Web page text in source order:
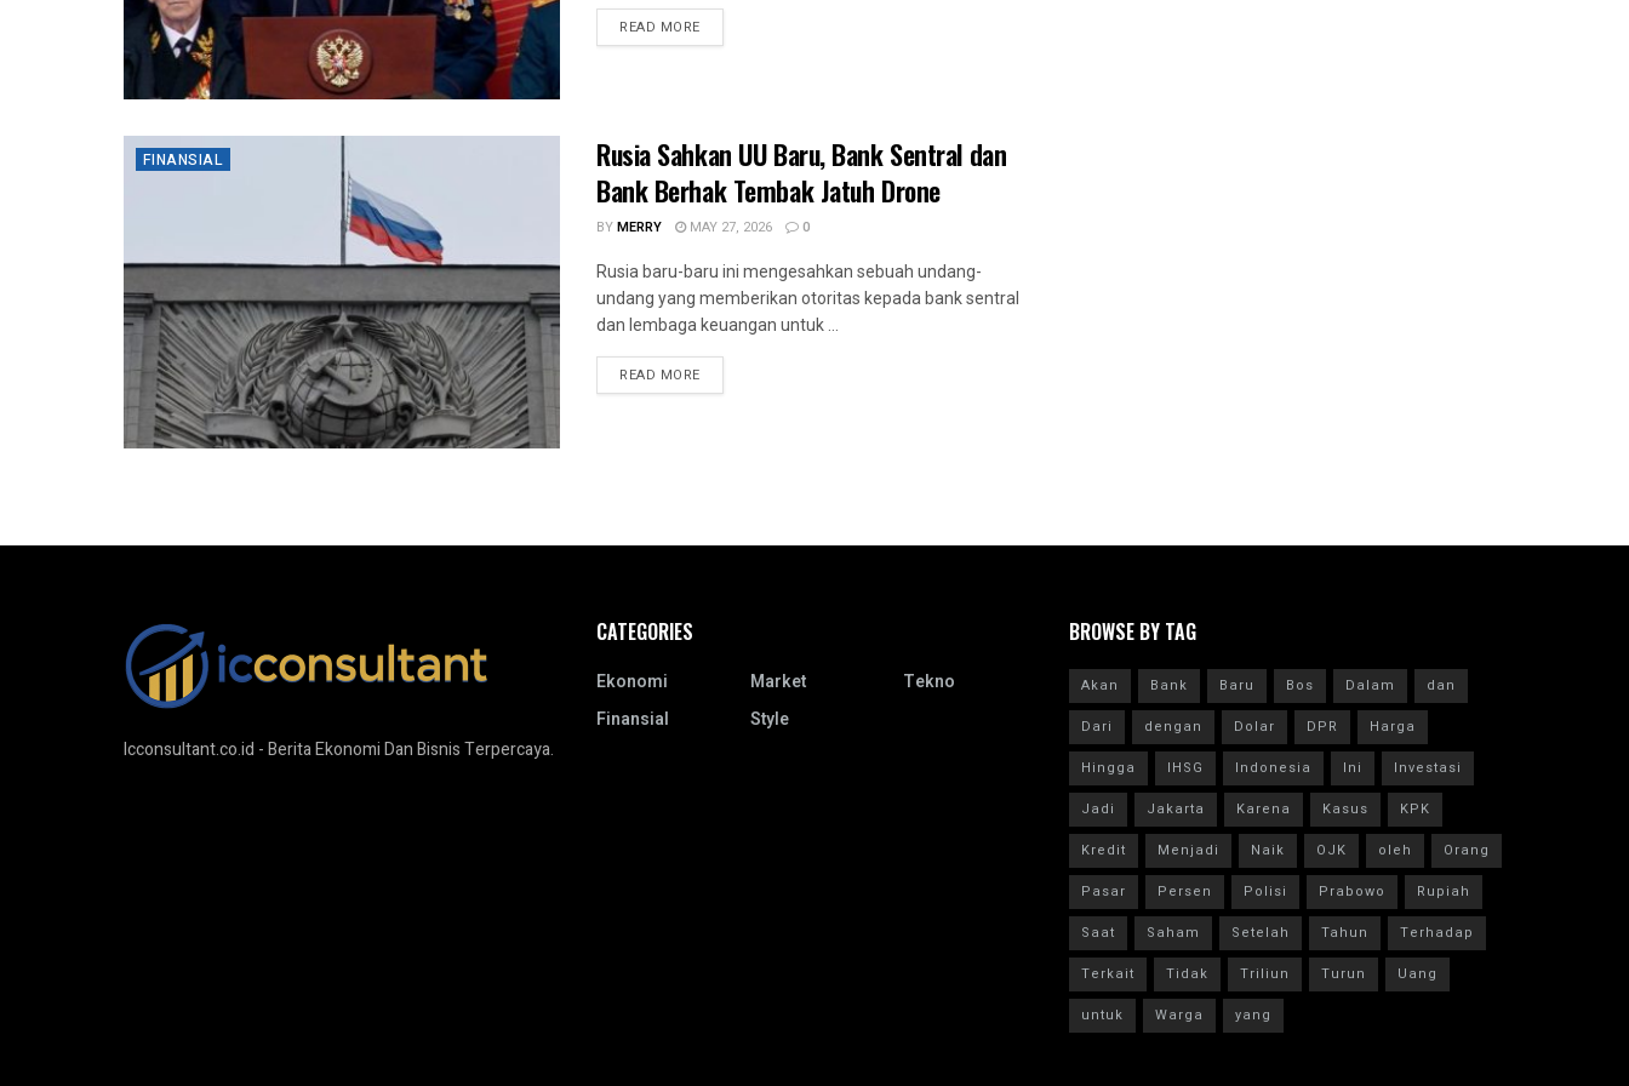
READ MORE
FINANSIAL
Rusia Sahkan UU Baru, Bank Sentral dan
Bank Berhak Tembak Jatuh Drone
BYMERRY MAY 27, 2026 0
Rusia baru-baru ini mengesahkan sebuah undang-
undang yang memberikan otoritas kepada bank sentral
dan lembaga keuangan untuk ...
READ MORE
Icconsultant.co.id - Berita Ekonomi Dan Bisnis Terpercaya.
CATEGORIES
Ekonomi
Finansial
Market
Style
Tekno
BROWSE BY TAG
Akan Bank Baru Bos Dalam
dan
Dari
dengan Dolar DPR
Harga
Hingga
IHSG Indonesia Ini
Investasi
Jadi
Jakarta Karena Kasus
KPK
Kredit
Menjadi Naik OJK oleh
Orang
Pasar
Persen Polisi Prabowo
Rupiah
Saat
Saham Setelah Tahun
Terhadap
Terkait
Tidak Triliun Turun
Uang
untuk
Warga yang